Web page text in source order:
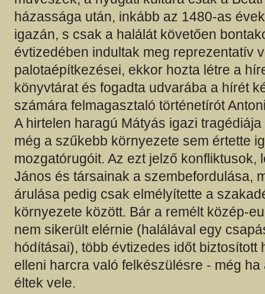
házassága után, inkább az 1480-as
igazán, s csak a halálát követően
évtizedében indultak meg reprezentatív
palotaépítkezései, ekkor hozta létre a
könyvtárat és fogadta udvarába a hírét
számára felmagasztaló történetírót
A hirtelen haragú Mátyás igazi
még a szűkebb környezete sem értette
mozgatórugóit. Az ezt jelző konfliktusok,
János és társainak a szembefordulása,
árulása pedig csak elmélyítette a
környezete között. Bár a remélt közép-
nem sikerült elérnie (halálával egy
hódításai), több évtizedes időt biztosított
elleni harcra való felkészülésre - még ha
éltek vele.